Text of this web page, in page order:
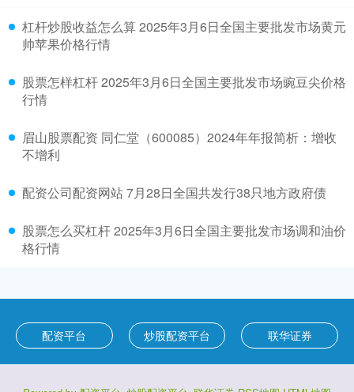
杠杆炒股收益怎么算 2025年3月6日全国主要批发市场黄元
帅苹果价格行情
股票怎样杠杆 2025年3月6日全国主要批发市场豌豆尖价格
行情
眉山股票配资 同仁堂（600085）2024年年报简析：增收
不增利
配资公司配资网站 7月28日全国共发行38只地方政府债
股票怎么买杠杆 2025年3月6日全国主要批发市场调和油价
格行情
配资平台 炒股配资平台 联华证券